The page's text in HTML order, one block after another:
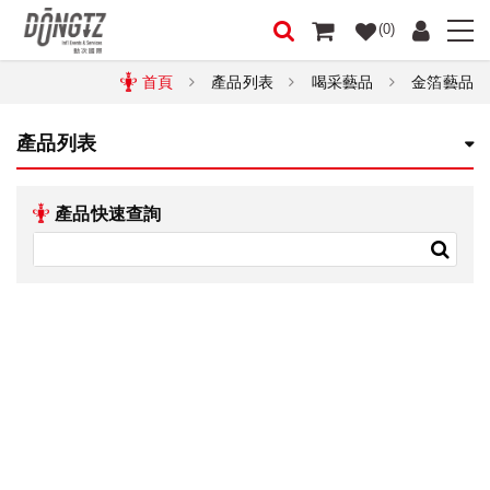
(0)
首頁 產品列表 喝采藝品 金箔藝品
產品列表
產品快速查詢